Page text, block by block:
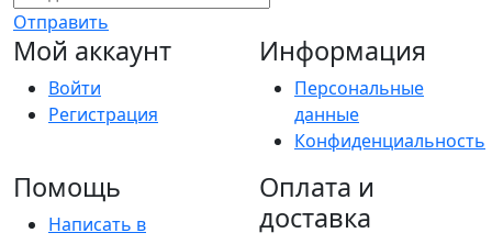
Отправить
Мой аккаунт
Войти
Регистрация
Информация
Персональные
данные
Конфиденциальность
Помощь
Написать в
Оплата и
доставка